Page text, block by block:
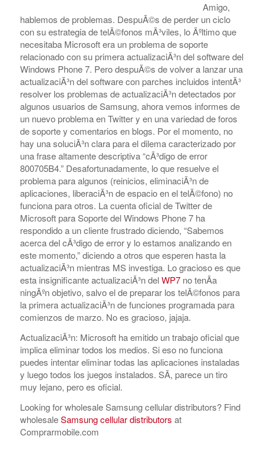
Amigo,
hablemos de problemas. DespuÃ©s de perder un ciclo
con su estrategia de telÃ©fonos mÃ³viles, lo Ãºltimo que
necesitaba Microsoft era un problema de soporte
relacionado con su primera actualizaciÃ³n del software del
Windows Phone 7. Pero despuÃ©s de volver a lanzar una
actualizaciÃ³n del software con parches incluidos intentÃ³
resolver los problemas de actualizaciÃ³n detectados por
algunos usuarios de Samsung, ahora vemos informes de
un nuevo problema en Twitter y en una variedad de foros
de soporte y comentarios en blogs. Por el momento, no
hay una soluciÃ³n clara para el dilema caracterizado por
una frase altamente descriptiva “cÃ³digo de error
800705B4.” Desafortunadamente, lo que resuelve el
problema para algunos (reinicios, eliminaciÃ³n de
aplicaciones, liberaciÃ³n de espacio en el telÃ©fono) no
funciona para otros. La cuenta oficial de Twitter de
Microsoft para Soporte del Windows Phone 7 ha
respondido a un cliente frustrado diciendo, “Sabemos
acerca del cÃ³digo de error y lo estamos analizando en
este momento,” diciendo a otros que esperen hasta la
actualizaciÃ³n mientras MS investiga. Lo gracioso es que
esta insignificante actualizaciÃ³n delWP7no tenÃ­a
ningÃºn objetivo, salvo el de preparar los telÃ©fonos para
la primera actualizaciÃ³n de funciones programada para
comienzos de marzo. No es gracioso, jajaja.
ActualizaciÃ³n: Microsoft ha emitido un trabajo oficial que
implica eliminar todos los medios. Si eso no funciona
puedes intentar eliminar todas las aplicaciones instaladas
y luego todos los juegos instalados. SÃ­, parece un tiro
muy lejano, pero es oficial.
Looking for wholesale Samsung cellular distributors? Find
wholesaleSamsung cellular distributors at
Comprarmobile.com